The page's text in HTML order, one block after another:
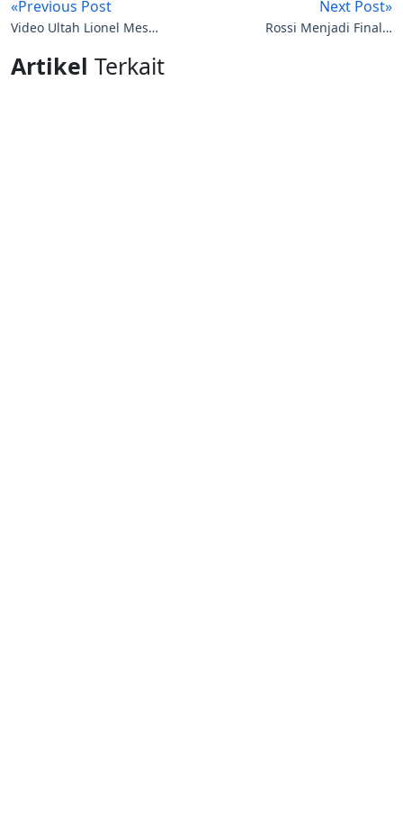
«Previous Post
Video Ultah Lionel Messi
Next Post»
Rossi Menjadi Finalis
Artikel Terkait